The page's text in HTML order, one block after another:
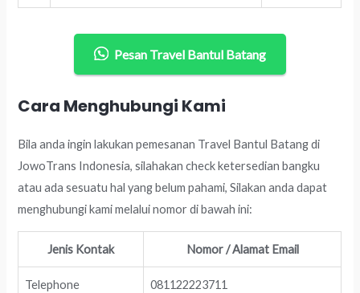
Pesan Travel Bantul Batang
Cara Menghubungi Kami
Bila anda ingin lakukan pemesanan Travel Bantul Batang di
JowoTrans Indonesia, silahakan check ketersedian bangku
atau ada sesuatu hal yang belum pahami, Silakan anda dapat
menghubungi kami melalui nomor di bawah ini:
Jenis Kontak Nomor / Alamat Email
Telephone 081122223711